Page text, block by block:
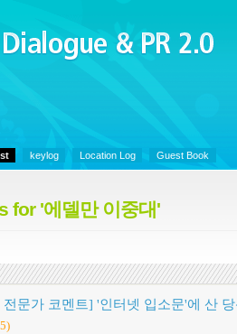
Dialogue &
keylog Location Log Guest Book
for '에델만 이중대'
전문가 코멘트] '인터넷 입소문'에 산